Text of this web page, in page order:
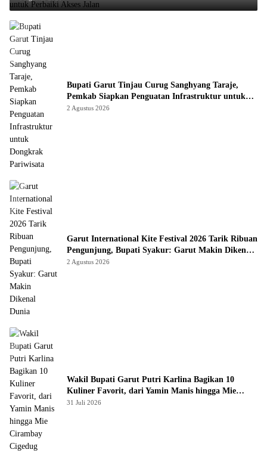
Bupati Garut Tinjau Curug Sanghyang Taraje,
Pemkab Siapkan Penguatan Infrastruktur untuk
Dongkrak Pariwisata
2 Agustus 2026
Garut International Kite Festival 2026 Tarik Ribuan
Pengunjung, Bupati Syakur: Garut Makin Dikenal
Dunia
2 Agustus 2026
Wakil Bupati Garut Putri Karlina Bagikan 10
Kuliner Favorit, dari Yamin Manis hingga Mie
Cirambay Cigedug
31 Juli 2026